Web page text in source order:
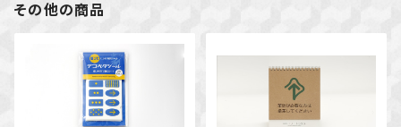
その他の商品